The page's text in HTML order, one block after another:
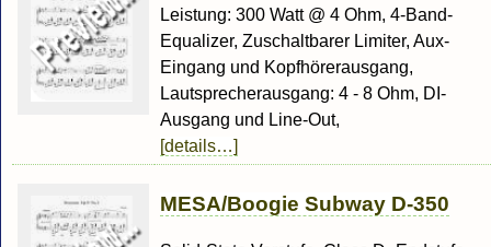
Leistung: 300 Watt @ 4 Ohm, 4-Band-
Equalizer, Zuschaltbarer Limiter, Aux-
Eingang und Kopfhörerausgang,
Lautsprecherausgang: 4 - 8 Ohm, DI-
Ausgang und Line-Out,
[details…]
MESA/Boogie Subway D-350